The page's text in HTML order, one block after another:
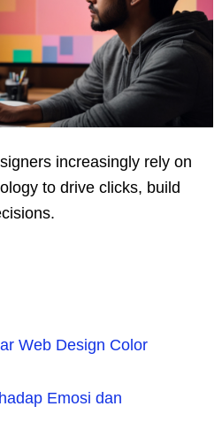
increasingly rely on
to drive clicks, build
Web Design Color
Emosi dan